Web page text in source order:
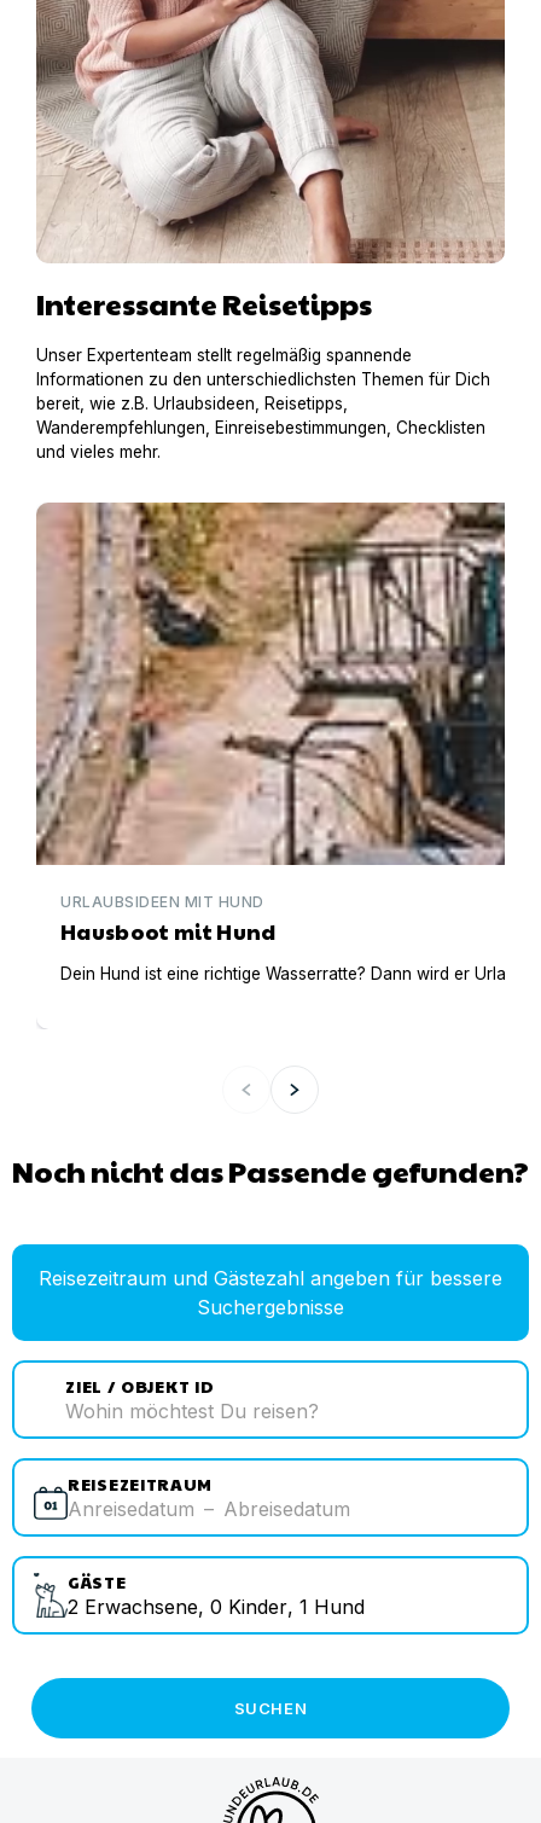
Interessante Reisetipps
Unser Expertenteam stellt regelmäßig spannende
Informationen zu den unterschiedlichsten Themen für Dich
bereit, wie z.B. Urlaubsideen, Reisetipps,
Wanderempfehlungen, Einreisebestimmungen, Checklisten
und vieles mehr.
Hausboot mit Hund
URLAUBSIDEEN MIT HUND
Hausboot mit Hund
Dein Hund ist eine richtige Wasserratte? Dann wird er
Noch nicht das Passende gefunden?
Reisezeitraum und Gästezahl angeben für bessere
Suchergebnisse
ZIEL / OBJEKT ID
REISEZEITRAUM
Anreisedatum – Abreisedatum
GÄSTE
2 Erwachsene, 0 Kinder, 1 Hund
SUCHEN